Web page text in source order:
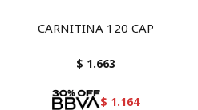
CARNITINA 120 CAP
$ 1.663
$ 1.164